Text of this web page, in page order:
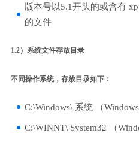
版本号以5.1开头的或含有
的文件
1.2）系统文件存放目录
不同操作系统，存放目录如下：
C:\Windows\ 系统 （Windows
C:\WINNT\ System32 （